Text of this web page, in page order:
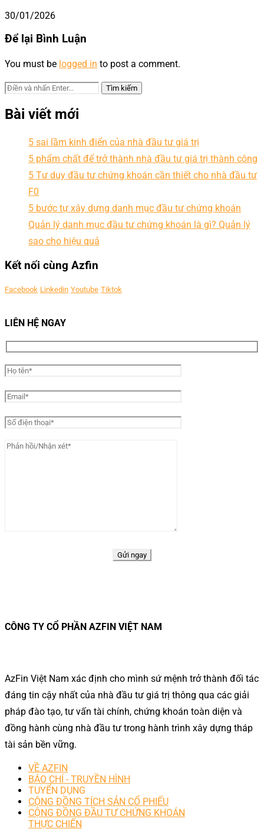
30/01/2026
Để lại Bình Luận
You must be logged in to post a comment.
Bài viết mới
5 sai lầm kinh điển của nhà đầu tư giá trị
5 phẩm chất để trở thành nhà đầu tư giá trị thành công
5 Tư duy đầu tư chứng khoán cần thiết cho nhà đầu tư
F0
5 bước tự xây dựng danh mục đầu tư chứng khoán
Quản lý danh mục đầu tư chứng khoán là gì? Quản lý
sao cho hiệu quả
Kết nối cùng Azfin
Facebook Linkedin Youtube Tiktok
LIÊN HỆ NGAY
CÔNG TY CỔ PHẦN AZFIN VIỆT NAM
AzFin Việt Nam xác định cho mình sứ mệnh trở thành đối tác
đáng tin cậy nhất của nhà đầu tư giá trị thông qua các giải
pháp đào tạo, tư vấn tài chính, chứng khoán toàn diện và
đồng hành cùng nhà đầu tư trong hành trình xây dựng tháp
tài sản bền vững.
VỀ AZFIN
BÁO CHÍ - TRUYỀN HÌNH
TUYỂN DỤNG
CỘNG ĐỒNG TÍCH SẢN CỔ PHIẾU
CỘNG ĐỒNG ĐẦU TƯ CHỨNG KHOÁN
THỰC CHIẾN